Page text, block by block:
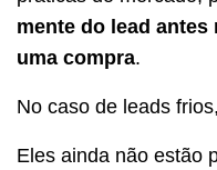
mente do lead
uma compra.
No caso de leads
Eles ainda não estão